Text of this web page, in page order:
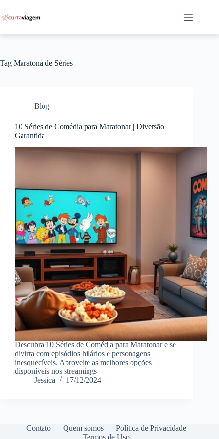
para
o
Tag Maratona de Séries
Blog
10 Séries de Comédia para Maratonar | Diversão
Garantida
Descubra 10 Séries de Comédia para Maratonar e se
divirta com episódios hilários e personagens
inesquecíveis. Aproveite as melhores opções
disponíveis nos streamings
Jessica
17/12/2024
Contato Quem somos
Política de Privacidade
Termos de Uso